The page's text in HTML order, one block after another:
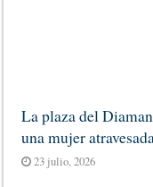
La plaza del
una mujer
23 julio, 2026